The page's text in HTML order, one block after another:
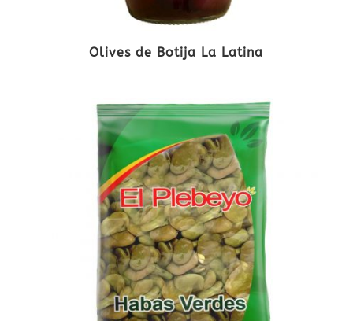
Olives de Botija La Latina